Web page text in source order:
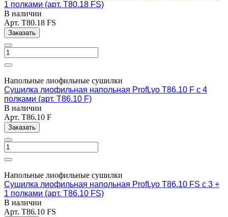
1 полками (арт. T80.18 FS)
В наличии
Арт. T80.18 FS
Заказать
Напольные лиофильные сушилки
Сушилка лиофильная напольная ProfLyo T86.10 F с 4
полками (арт. T86.10 F)
В наличии
Арт. T86.10 F
Заказать
Напольные лиофильные сушилки
Сушилка лиофильная напольная ProfLyo T86.10 FS c 3 +
1 полками (арт. T86.10 FS)
В наличии
Арт. T86.10 FS